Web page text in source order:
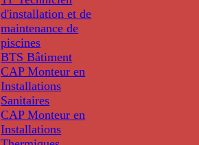
d'installation et de
maintenance de
piscines
BTS Bâtiment
CAP Monteur en
Installations
Sanitaires
CAP Monteur en
Installations